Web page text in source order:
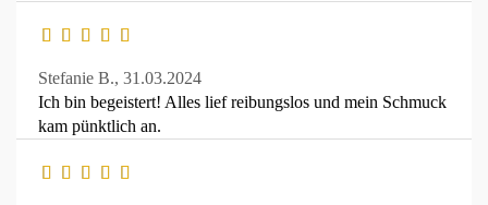
Stefanie B., 31.03.2024
Ich bin begeistert! Alles lief reibungslos und mein Schmuck
kam pünktlich an.